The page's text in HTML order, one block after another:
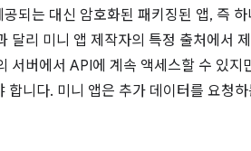
되는 대신 암호화된 패키징된 앱, 즉
달리 미니 앱 제작자의 특정 출처에서
서버에서 API에 계속 액세스할 수 있
합니다. 미니 앱은 추가 데이터를 요청